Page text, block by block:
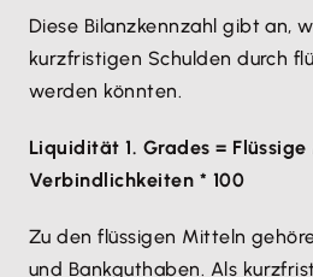
Diese Bilanzkennzahl gibt an,
kurzfristigen Schulden durch
werden könnten.
Liquidität 1. Grades =
Verbindlichkeiten * 100
Zu den flüssigen Mitteln
und Bankguthaben. Als